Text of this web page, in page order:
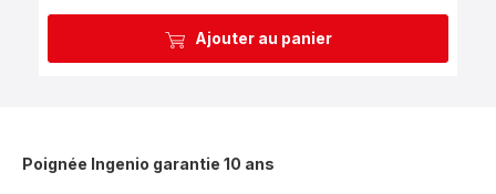
Ajouter au panier
Poignée Ingenio garantie 10 ans